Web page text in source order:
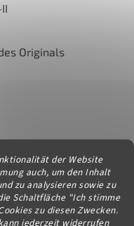
der Website
auch, um den Inhalt
zu analysieren sowie zu
Schaltfläche "Ich stimme
zu diesen Zwecken.
jederzeit widerrufen
Originals